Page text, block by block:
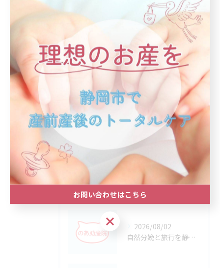
次のページ >
カテゴリー Categories
全てのカテゴリー
産後ケア
自然分娩
最近の投稿
Recent
2026/08/02
自然分娩と旅行を静岡県静岡市駿河区で安心してかなえるための準備と選択ポイント
お問い合わせはこちら
お問い合わせはこちら